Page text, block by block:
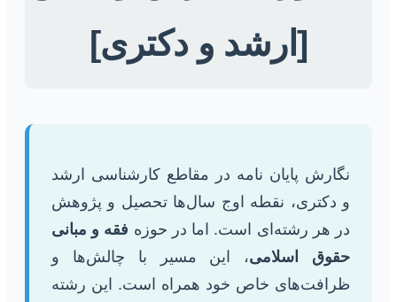
[ارشد و دکتری]
نگارش پایان نامه در مقاطع کارشناسی ارشد
و دکتری، نقطه اوج سال‌ها تحصیل و پژوهش
در هر رشته‌ای است. اما در حوزه فقه و مبانی
حقوق اسلامی، این مسیر با چالش‌ها و
ظرافت‌های خاص خود همراه است. این رشته